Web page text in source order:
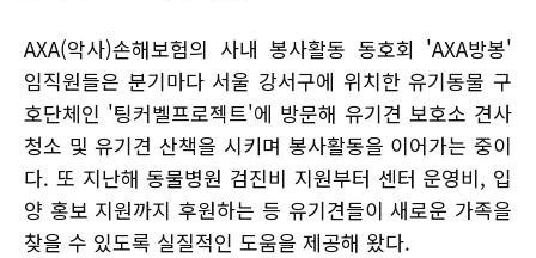
AXA(악사)손해보험의 사내 봉사활동 동호회 'AXA방봉'
임직원들은 분기마다 서울 강서구에 위치한 유기동물 구
호단체인 '팅커벨프로젝트'에 방문해 유기견 보호소 견사
청소 및 유기견 산책을 시키며 봉사활동을 이어가는 중이
다. 또 지난해 동물병원 검진비 지원부터 센터 운영비, 입
양 홍보 지원까지 후원하는 등 유기견들이 새로운 가족을
찾을 수 있도록 실질적인 도움을 제공해 왔다.